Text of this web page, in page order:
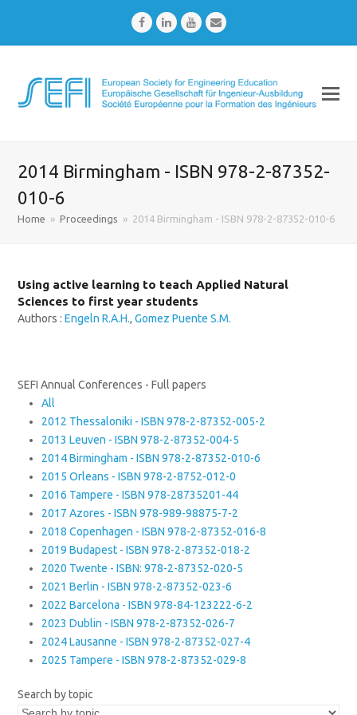
FacebookLinkedInYoutubeEmail
2014 Birmingham - ISBN 978-2-87352-
010-6
Home » Proceedings » 2014 Birmingham - ISBN 978-2-87352-010-6
Using active learning to teach Applied Natural
Sciences to first year students
Authors :Engeln R.A.H.,Gomez Puente S.M.
SEFI Annual Conferences - Full papers
All
2012 Thessaloniki - ISBN 978-2-87352-005-2
2013 Leuven - ISBN 978-2-87352-004-5
2014 Birmingham - ISBN 978-2-87352-010-6
2015 Orleans - ISBN 978-2-8752-012-0
2016 Tampere - ISBN 978-28735201-44
2017 Azores - ISBN 978-989-98875-7-2
2018 Copenhagen - ISBN 978-2-87352-016-8
2019 Budapest - ISBN 978-2-87352-018-2
2020 Twente - ISBN: 978-2-87352-020-5
2021 Berlin - ISBN 978-2-87352-023-6
2022 Barcelona - ISBN 978-84-123222-6-2
2023 Dublin - ISBN 978-2-87352-026-7
2024 Lausanne - ISBN 978-2-87352-027-4
2025 Tampere - ISBN 978-2-87352-029-8
Search by topic